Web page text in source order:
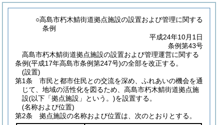
○高島市朽木鯖街道拠点施設の設置および管理に関する
条例
平成24年10月1日
条例第43号
高島市朽木鯖街道拠点施設の設置および管理運営に関する
条例(平成17年高島市条例第247号)の全部を改正する。
(設置)
第1条
市民と都市住民との交流を深め、ふれあいの機会を通
じて、地域の活性化を図るため、高島市朽木鯖街道拠点施
設(以下「拠点施設」という。)を設置する。
(名称および位置)
第2条
拠点施設の名称および位置は、次のとおりとする。